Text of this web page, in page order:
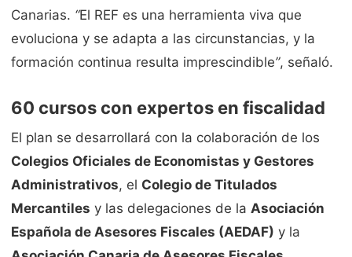
Canarias. “El REF es una herramienta viva que
evoluciona y se adapta a las circunstancias, y la
formación continua resulta imprescindible”, señaló.
60 cursos con expertos en fiscalidad
El plan se desarrollará con la colaboración de los
Colegios Oficiales de Economistas y Gestores
Administrativos, el Colegio de Titulados
Mercantiles y las delegaciones de la Asociación
Española de Asesores Fiscales (AEDAF) y la